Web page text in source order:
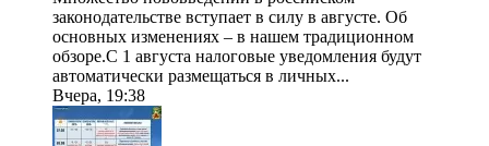
законодательстве вступает в силу в августе. Об
основных изменениях – в нашем традиционном
обзоре.С 1 августа налоговые уведомления будут
автоматически размещаться в личных...
Вчера, 19:38